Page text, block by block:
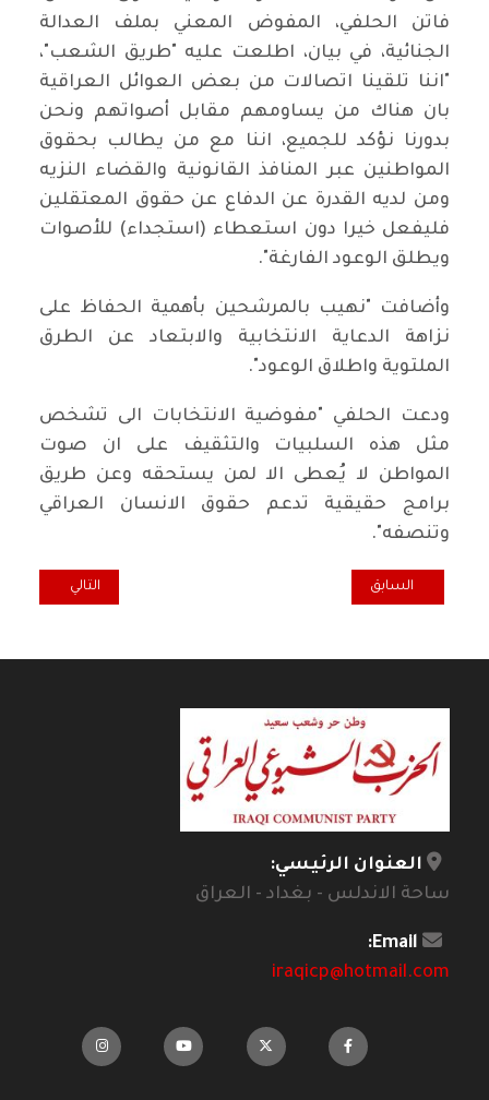
فاتن الحلفي، المفوض المعني بملف العدالة
الجنائية، في بيان، اطلعت عليه "طريق الشعب"،
"اننا تلقينا اتصالات من بعض العوائل العراقية
بان هناك من يساومهم مقابل أصواتهم ونحن
بدورنا نؤكد للجميع، اننا مع من يطالب بحقوق
المواطنين عبر المنافذ القانونية والقضاء النزيه
ومن لديه القدرة عن الدفاع عن حقوق المعتقلين
فليفعل خيرا دون استعطاء (استجداء) للأصوات
ويطلق الوعود الفارغة".
وأضافت "نهيب بالمرشحين بأهمية الحفاظ على
نزاهة الدعاية الانتخابية والابتعاد عن الطرق
الملتوية واطلاق الوعود".
ودعت الحلفي "مفوضية الانتخابات الى تشخص
مثل هذه السلبيات والتثقيف على ان صوت
المواطن لا يُعطى الا لمن يستحقه وعن طريق
برامج حقيقية تدعم حقوق الانسان العراقي
وتنصفه".
المقال السابق: مقتدى الصدر: سيروا إنا معكم سائرون
السابق المقال التالي:
التالي
العنوان الرئيسي:
ساحة الاندلس - بغداد - العراق
Email:
iraqicp@hotmail.com